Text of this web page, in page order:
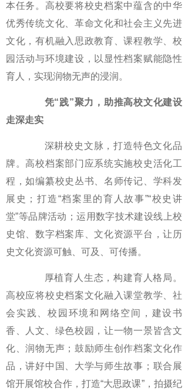
本任务。高校要将校史档案中蕴含的中华
优秀传统文化、革命文化和社会主义先进
文化，有机融入思政教育、课程教学、校
园活动与环境建设，以显性档案赋能隐性
育人，实现润物无声的浸润。
凭“践”聚力，助推高校文化建设
走深走实
深耕校史文脉，打造特色文化品
牌。高校档案部门应系统实施校史活化工
程，如编纂校史丛书、名师传记、学科发
展史；打造“档案里的育人故事”“校史讲
堂”等品牌活动；运用数字技术建设线上校
史馆、数字档案库、文化资源平台，让历
史文化资源可触、可及、可传播。
厚植育人生态，构建育人格局。
高校应将校史档案文化融入课堂教学、社
会实践、校园环境和网络空间，建设书
香、人文、绿色校园，让一物一景皆含文
化、润物无声；鼓励师生创作档案文化作
品，讲好中国、大学与师生故事；联合展
馆开展馆校合作，打造“大思政课”，拍摄纪